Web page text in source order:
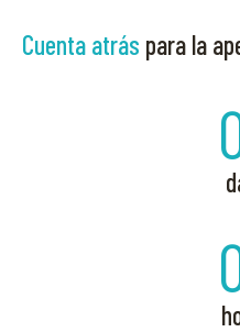
Cuenta atrás para la